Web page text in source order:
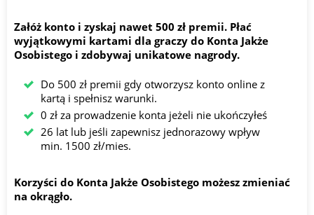
Załóż konto i zyskaj nawet 500 zł premii. Płać
wyjątkowymi kartami dla graczy do Konta Jakże
Osobistego i zdobywaj unikatowe nagrody.
Do 500 zł premii gdy otworzysz konto online z
kartą i spełnisz warunki.
0 zł za prowadzenie konta jeżeli nie ukończyłeś
26 lat lub jeśli zapewnisz jednorazowy wpływ
min. 1500 zł/mies.
Korzyści do Konta Jakże Osobistego możesz zmieniać
na okrągło.